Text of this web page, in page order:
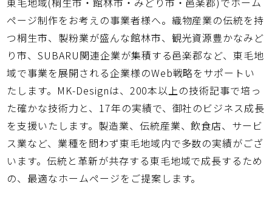
ページ制作をお考えの事業者様へ。織物産業の伝統を持
つ桐生市、製粉業が盛んな館林市、観光資源豊かなみど
り市、SUBARU関連企業が集積する邑楽郡など、東毛地
域で事業を展開される企業様のWeb戦略をサポートい
たします。MK-Designは、200本以上の技術記事で培っ
た確かな技術力と、17年の実績で、御社のビジネス成長
を支援いたします。製造業、伝統産業、飲食店、サービ
ス業など、業種を問わず東毛地域内で多数の実績がござ
います。伝統と革新が共存する東毛地域で成長するため
の、最適なホームページをご提案します。